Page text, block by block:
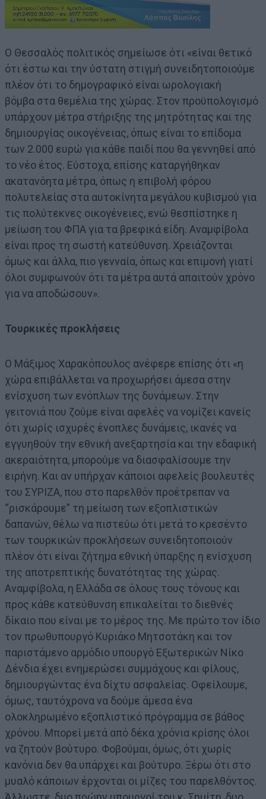
Ο Θεσσαλός πολιτικός σημείωσε ότι «είναι θετικό
ότι έστω και την ύστατη στιγμή συνειδητοποιούμε
πλέον ότι το δημογραφικό είναι ωρολογιακή
βόμβα στα θεμέλια της χώρας. Στον προϋπολογισμό
υπάρχουν μέτρα στήριξης της μητρότητας και της
δημιουργίας οικογένειας, όπως είναι το επίδομα
των 2.000 ευρώ για κάθε παιδί που θα γεννηθεί από
το νέο έτος. Εύστοχα, επίσης καταργήθηκαν
ακατανόητα μέτρα, όπως η επιβολή φόρου
πολυτελείας στα αυτοκίνητα μεγάλου κυβισμού για
τις πολύτεκνες οικογένειες, ενώ θεσπίστηκε η
μείωση του ΦΠΑ για τα βρεφικά είδη. Αναμφίβολα
είναι προς τη σωστή κατεύθυνση. Χρειάζονται
όμως και άλλα, πιο γενναία, όπως και επιμονή γιατί
όλοι συμφωνούν ότι τα μέτρα αυτά απαιτούν χρόνο
για να αποδώσουν».
Τουρκικές προκλήσεις
Ο Μάξιμος Χαρακόπουλος ανέφερε επίσης ότι «η
χώρα επιβάλλεται να προχωρήσει άμεσα στην
ενίσχυση των ενόπλων της δυνάμεων. Στην
γειτονιά που ζούμε είναι αφελές να νομίζει κανείς
ότι χωρίς ισχυρές ένοπλες δυνάμεις, ικανές να
εγγυηθούν την εθνική ανεξαρτησία και την εδαφική
ακεραιότητα, μπορούμε να διασφαλίσουμε την
ειρήνη. Και αν υπήρχαν κάποιοι αφελείς βουλευτές
του ΣΥΡΙΖΑ, που στο παρελθόν προέτρεπαν να
“ρισκάρουμε” τη μείωση των εξοπλιστικών
δαπανών, θέλω να πιστεύω ότι μετά το κρεσέντο
των τουρκικών προκλήσεων συνειδητοποιούν
πλέον ότι είναι ζήτημα εθνική ύπαρξης η ενίσχυση
της αποτρεπτικής δυνατότητας της χώρας.
Αναμφίβολα, η Ελλάδα σε όλους τους τόνους και
προς κάθε κατεύθυνση επικαλείται το διεθνές
δίκαιο που είναι με το μέρος της. Με πρώτο τον ίδιο
τον πρωθυπουργό Κυριάκο Μητσοτάκη και τον
παριστάμενο αρμόδιο υπουργό Εξωτερικών Νίκο
Δένδια έχει ενημερώσει συμμάχους και φίλους,
δημιουργώντας ένα δίχτυ ασφαλείας. Οφείλουμε,
όμως, ταυτόχρονα να δούμε άμεσα ένα
ολοκληρωμένο εξοπλιστικό πρόγραμμα σε βάθος
χρόνου. Μπορεί μετά από δέκα χρόνια κρίσης όλοι
να ζητούν βούτυρο. Φοβούμαι, όμως, ότι χωρίς
κανόνια δεν θα υπάρχει και βούτυρο. Ξέρω ότι στο
μυαλό κάποιων έρχονται οι μίζες του παρελθόντος.